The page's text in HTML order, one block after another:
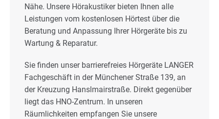
Nähe. Unsere Hörakustiker bieten Ihnen alle
Leistungen vom kostenlosen Hörtest über die
Beratung und Anpassung Ihrer Hörgeräte bis zu
Wartung & Reparatur.
Sie finden unser barrierefreies Hörgeräte LANGER
Fachgeschäft in der Münchener Straße 139, an
der Kreuzung Hanslmairstraße. Direkt gegenüber
liegt das HNO-Zentrum. In unseren
Räumlichkeiten empfangen Sie unsere